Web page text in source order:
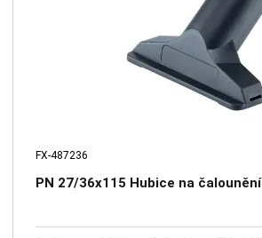
FX-487236
PN 27/36x115 Hubice na čalounění